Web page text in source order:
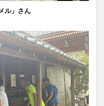
ル」さん